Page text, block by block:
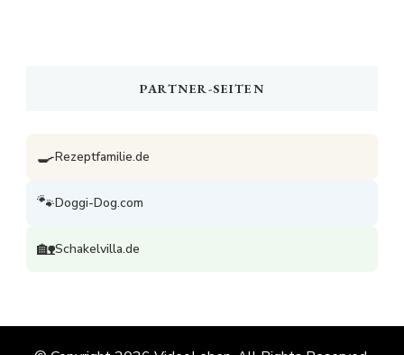
PARTNER-SEITEN
🍳Rezeptfamilie.de
🐾Doggi-Dog.com
🏡Schakelvilla.de